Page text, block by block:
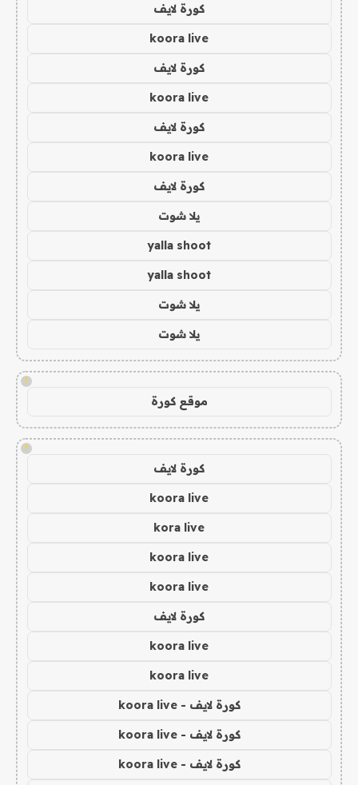
كورة لايف
koora live
كورة لايف
koora live
كورة لايف
koora live
كورة لايف
يلا شوت
yalla shoot
yalla shoot
يلا شوت
يلا شوت
!
موقع كورة
!
كورة لايف
koora live
kora live
koora live
koora live
كورة لايف
koora live
koora live
كورة لايف - koora live
كورة لايف - koora live
كورة لايف - koora live